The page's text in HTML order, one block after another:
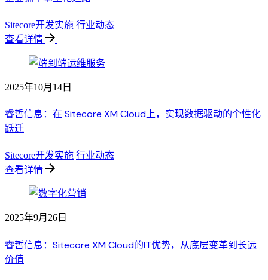
Sitecore开发实施 行业动态
查看详情
2025年10月14日
睿哲信息：在 Sitecore XM Cloud上，实现数据驱动的个性化
跃迁
Sitecore开发实施 行业动态
查看详情
2025年9月26日
睿哲信息：Sitecore XM Cloud的IT优势，从底层变革到长远
价值